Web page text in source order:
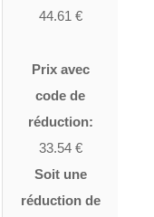
44.61 €
Prix avec
code de
réduction:
33.54 €
Soit une
réduction de